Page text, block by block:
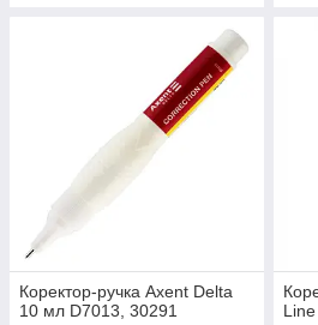
Коректор-ручка Axent Delta
10 мл D7013, 30291